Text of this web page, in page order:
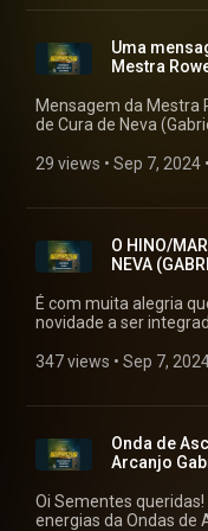
(341) Sementes das Estrelas LTDA Chave Pix:
assuntos como
Não esqueçam de
live poderá ajudar de
pois ajuda a alcançar mais pessoas!
grandiosa oportunidade de servir! Deixo
puder e sentir o
dos trabalhos: BANCO INTER (077) Sementes das Estrelas
LTDA Chave Pix: bieljaguar@gmail.com ----------------------------
Uma
Mestra
Mensagem da Mestra
de Cura de Neva (Gabriel RL)
RL)
29 views • Sep 7, 2024 •
O HINO/
NEVA
É com muita alegria
novidade a ser
Gabriel RL. Assim
DE MIGUEL” que,
gerador de LUZ.
347 views • Sep 7,
Onda de
Arcanjo
Oi Sementes
energias da Ondas de